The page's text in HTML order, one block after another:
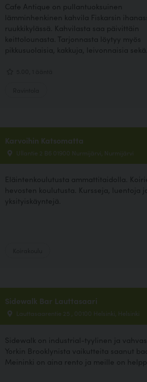
Cafe Antique on pullantuoksuinen
lämminhenkinen kahvila Fiskarsin
ruukkikylässä. Kahvilasta saa päivittäin
keittolounasta. Tarjonnasta löytyy myös
pikkusuolaisia, kakkuja, leivonnaisia sekä...
Karvoihin Katsomatta
Ullantie 2 B6 01900 Nurmijärvi, Nurmijärvi
Eläintenkoulutusta ammattitaidolla.
hevosten koulutusta. Kursseja, luentoja
yksityiskäyntejä.
Sidewalk Bar Lauttasaari
Lauttasaarentie 25 , 00100 Helsinki, Helsinki
Sidewalk on industrial-tyylinen ja
Yorkin Brooklynista vaikutteita saanut
Meininki on aina rento ja meille on